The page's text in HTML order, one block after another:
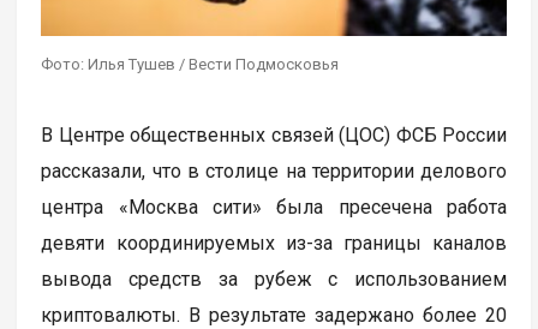
Фото: Илья Тушев / Вести Подмосковья
В Центре общественных связей (ЦОС) ФСБ России
рассказали, что в столице на территории делового
центра «Москва сити» была пресечена работа
девяти координируемых из-за границы каналов
вывода средств за рубеж с использованием
криптовалюты. В результате задержано более 20